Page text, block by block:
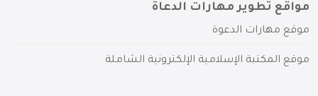
مواقع تطوير مهارات الدعاة
موقع مهارات الدعوة
موقع المكتبة الإسلامية الإلكترونية الشاملة